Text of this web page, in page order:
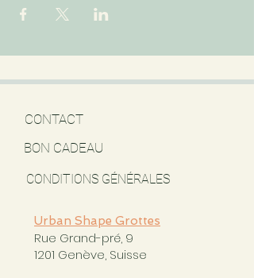
CONTACT
BON CADEAU
CONDITIONS GÉNÉRALES
Urban Shape Grottes
Rue Grand-pré, 9
1201 Genève, Suisse